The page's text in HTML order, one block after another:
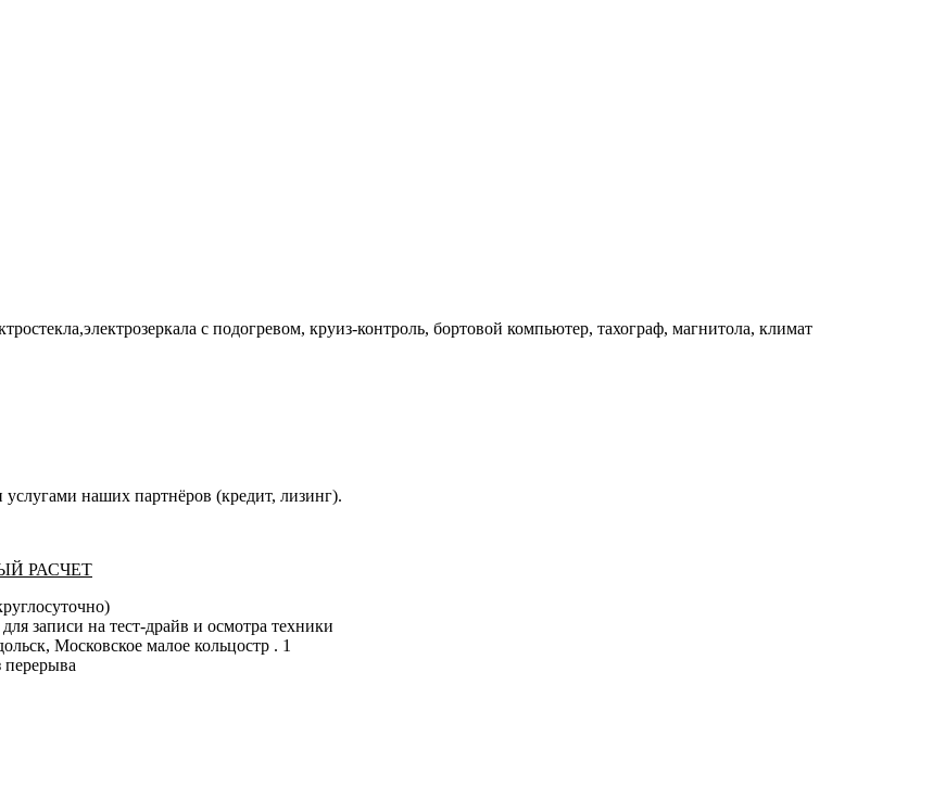
с подогревом, круиз-контроль, бортовой компьютер, тахограф, магнитола, климат
наших партнёров (кредит, лизинг).
РАСЧЕТ
записи на тест-драйв и осмотра техники
Московское малое кольцостр . 1